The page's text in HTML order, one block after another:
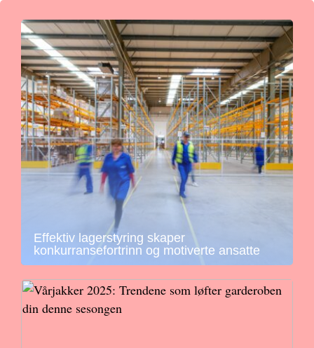
Effektiv lagerstyring skaper
konkurransefortrinn og motiverte ansatte